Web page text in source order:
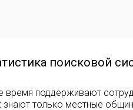
поисковой
время поддерживают
знают только местные